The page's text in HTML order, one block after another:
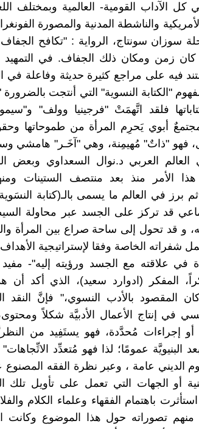
كل الآداب القومية- العالمية وبمختلف
والناشطة المدنية والمصورة
سوزان سونتاج، الرواية : "تكافح
كان زمن ومكان ذلك الجفاف. في
فيه على مراجع كثيرة حديثة وفاعلة في
"الكتابة النسوية" التي أنتجت بالضرورة
فلقد اتَّهمَتْ "فرجينيا وولف"
مجتمعٌ أبوي يَحرِم المرأة من طموحاتها
فهو "ذاتٌ" مُهيمِنة، وهي "آخَـر" هامشي
العالم العربي د.نوال السعداوي وبعض
الأمر منذ بعد منتصف الستينات
ثم برز في العالم ما يسمى بالـ(كتابة
قد تركز على الجسد عبر محاولة
و قد تحول إلى ساحة صراع بين المرأة
شفراته الخاصة وفقا لإستراتيجية
في علاقته مع الجسد ورؤيته إليه"-
المفكر (ادوارد سعيد)، الذي أكد أن
المقصود بالأدب النسوي،" فإنَّ
في إنتاج الأعمال الأدبيَّة شكلاً ومحتوى،
إجراءات مُحدَّدة، فهو يستَفِيد من
البنيويَّة عمومًا؛ لذا فهو مُتعدِّد
الديني عامة ، وعبر نظرة الفقه
أو الجهات التي تعمل على تأويل تلك
استأثرت باهتمام الفقهاء وعلماء الكلام
تصوراته حول هذا الموضوع وكانت